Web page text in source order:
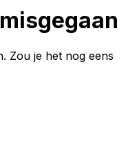
Zou je het nog eens